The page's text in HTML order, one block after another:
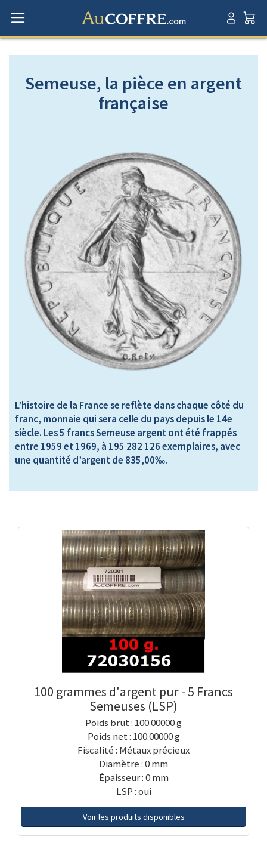
Semeuse, la pièce en argent
française
L’histoire de la France se reflète dans chaque côté du
franc, monnaie qui sera celle du pays depuis le 14e
siècle. Les 5 francs Semeuse argent ont été frappés
entre 1959 et 1969, à 195 282 126 exemplaires, avec
une quantité d’argent de 835,00‰.
100 grammes d'argent pur - 5 Francs
Semeuses (LSP)
Poids brut : 100.00000 g
Poids net : 100.00000 g
Fiscalité : Métaux précieux
Diamètre : 0 mm
Épaisseur : 0 mm
LSP : oui
Voir les produits disponibles